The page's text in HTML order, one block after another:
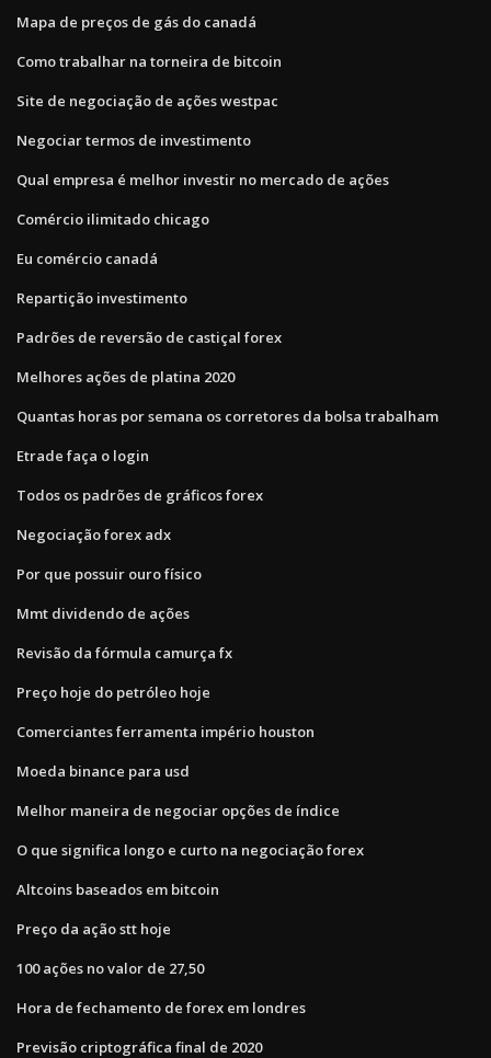
Mapa de preços de gás do canadá
Como trabalhar na torneira de bitcoin
Site de negociação de ações westpac
Negociar termos de investimento
Qual empresa é melhor investir no mercado de ações
Comércio ilimitado chicago
Eu comércio canadá
Repartição investimento
Padrões de reversão de castiçal forex
Melhores ações de platina 2020
Quantas horas por semana os corretores da bolsa trabalham
Etrade faça o login
Todos os padrões de gráficos forex
Negociação forex adx
Por que possuir ouro físico
Mmt dividendo de ações
Revisão da fórmula camurça fx
Preço hoje do petróleo hoje
Comerciantes ferramenta império houston
Moeda binance para usd
Melhor maneira de negociar opções de índice
O que significa longo e curto na negociação forex
Altcoins baseados em bitcoin
Preço da ação stt hoje
100 ações no valor de 27,50
Hora de fechamento de forex em londres
Previsão criptográfica final de 2020